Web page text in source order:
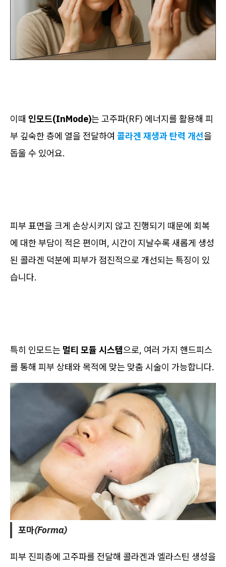
이때 인모드(InMode)는 고주파(RF) 에너지를 활용해 피
부 깊숙한 층에 열을 전달하여 콜라겐 재생과 탄력 개선을
돕울 수 있어요.
피부 표면을 크게 손상시키지 않고 진행되기 때문에 회복
에 대한 부담이 적은 편이며, 시간이 지날수록 새롭게 생성
된 콜라겐 덕분에 피부가 점진적으로 개선되는 특징이 있
습니다.
특히 인모드는 멀티 모듈 시스템으로, 여러 가지 핸드피스
를 통해 피부 상태와 목적에 맞는 맞춤 시술이 가능합니다.
포마(Forma)
피부 진피층에 고주파를 전달해 콜라겐과 엘라스틴 생성을